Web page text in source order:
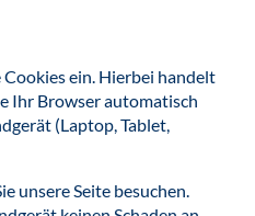
ein. Hierbei handelt
Ihr Browser automatisch
(Laptop, Tablet,
unsere Seite besuchen.